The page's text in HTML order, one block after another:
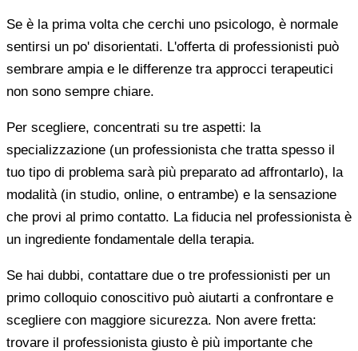
Se è la prima volta che cerchi uno psicologo, è normale
sentirsi un po' disorientati. L'offerta di professionisti può
sembrare ampia e le differenze tra approcci terapeutici
non sono sempre chiare.
Per scegliere, concentrati su tre aspetti: la
specializzazione (un professionista che tratta spesso il
tuo tipo di problema sarà più preparato ad affrontarlo), la
modalità (in studio, online, o entrambe) e la sensazione
che provi al primo contatto. La fiducia nel professionista è
un ingrediente fondamentale della terapia.
Se hai dubbi, contattare due o tre professionisti per un
primo colloquio conoscitivo può aiutarti a confrontare e
scegliere con maggiore sicurezza. Non avere fretta:
trovare il professionista giusto è più importante che